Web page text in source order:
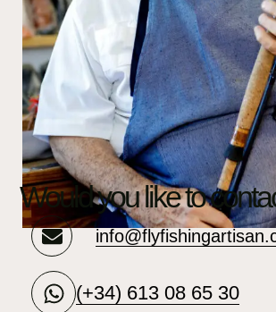
Would you like to
(+34) 613 08 65 30